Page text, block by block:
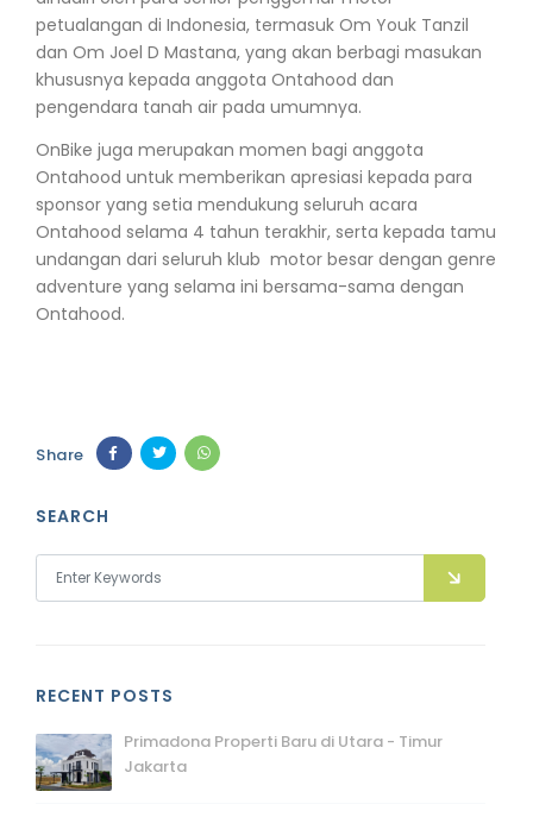
petualangan di Indonesia, termasuk Om Youk Tanzil
dan Om Joel D Mastana, yang akan berbagi masukan
khususnya kepada anggota Ontahood dan
pengendara tanah air pada umumnya.
OnBike juga merupakan momen bagi anggota
Ontahood untuk memberikan apresiasi kepada para
sponsor yang setia mendukung seluruh acara
Ontahood selama 4 tahun terakhir, serta kepada tamu
undangan dari seluruh klub motor besar dengan genre
adventure yang selama ini bersama-sama dengan
Ontahood.
Share
SEARCH
RECENT POSTS
Primadona Properti Baru di Utara - Timur
Jakarta